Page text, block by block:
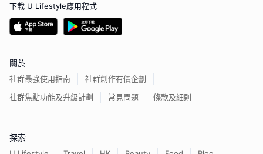
下載 U Lifestyle應用程式
關於
社群最強使用指南
社群創作有價企劃
社群焦點功能及升級計劃
常見問題 條款及細則
探索